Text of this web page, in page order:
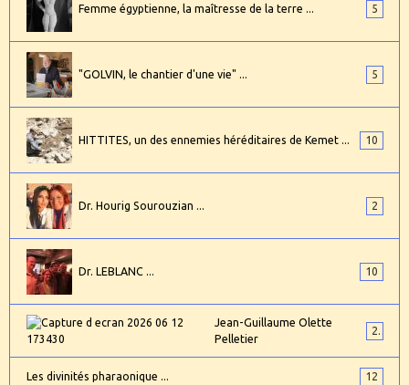
Femme égyptienne, la maîtresse de la terre ... 5
"GOLVIN, le chantier d'une vie" ... 5
HITTITES, un des ennemies héréditaires de Kemet ... 10
Dr. Hourig Sourouzian ... 2
Dr. LEBLANC ... 10
Jean-Guillaume Olette
Pelletier
2
Les divinités pharaonique ... 12